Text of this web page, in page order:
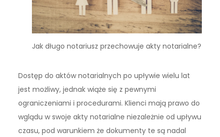
Jak długo notariusz przechowuje akty notarialne?
Dostęp do aktów notarialnych po upływie wielu lat
jest możliwy, jednak wiąże się z pewnymi
ograniczeniami i procedurami. Klienci mają prawo do
wglądu w swoje akty notarialne niezależnie od upływu
czasu, pod warunkiem że dokumenty te są nadal